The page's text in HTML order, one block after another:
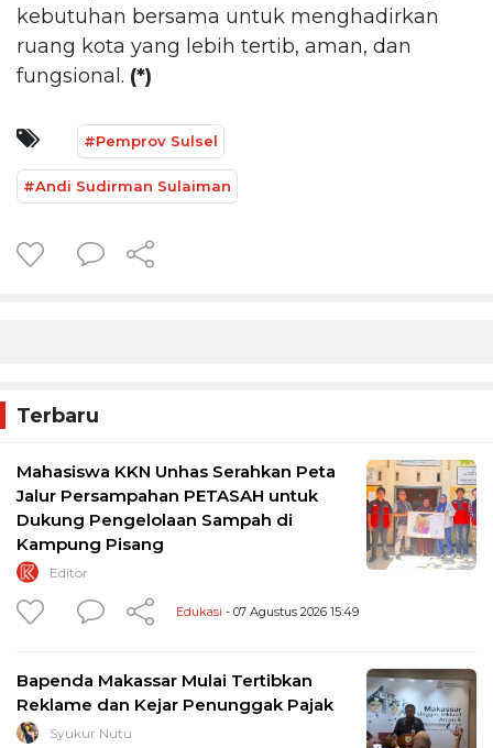
kebutuhan bersama untuk menghadirkan
ruang kota yang lebih tertib, aman, dan
fungsional. (*)
#Pemprov Sulsel
#Andi Sudirman Sulaiman
Terbaru
Mahasiswa KKN Unhas Serahkan Peta
Jalur Persampahan PETASAH untuk
Dukung Pengelolaan Sampah di
Kampung Pisang
Editor
Edukasi - 07 Agustus 2026 15:49
Bapenda Makassar Mulai Tertibkan
Reklame dan Kejar Penunggak Pajak
Syukur Nutu